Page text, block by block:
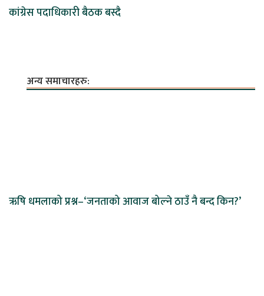
कांग्रेस पदाधिकारी बैठक बस्दै
अन्य समाचारहरु:
ऋषि धमलाको प्रश्न–‘जनताको आवाज बोल्ने ठाउँ नै बन्द किन?’